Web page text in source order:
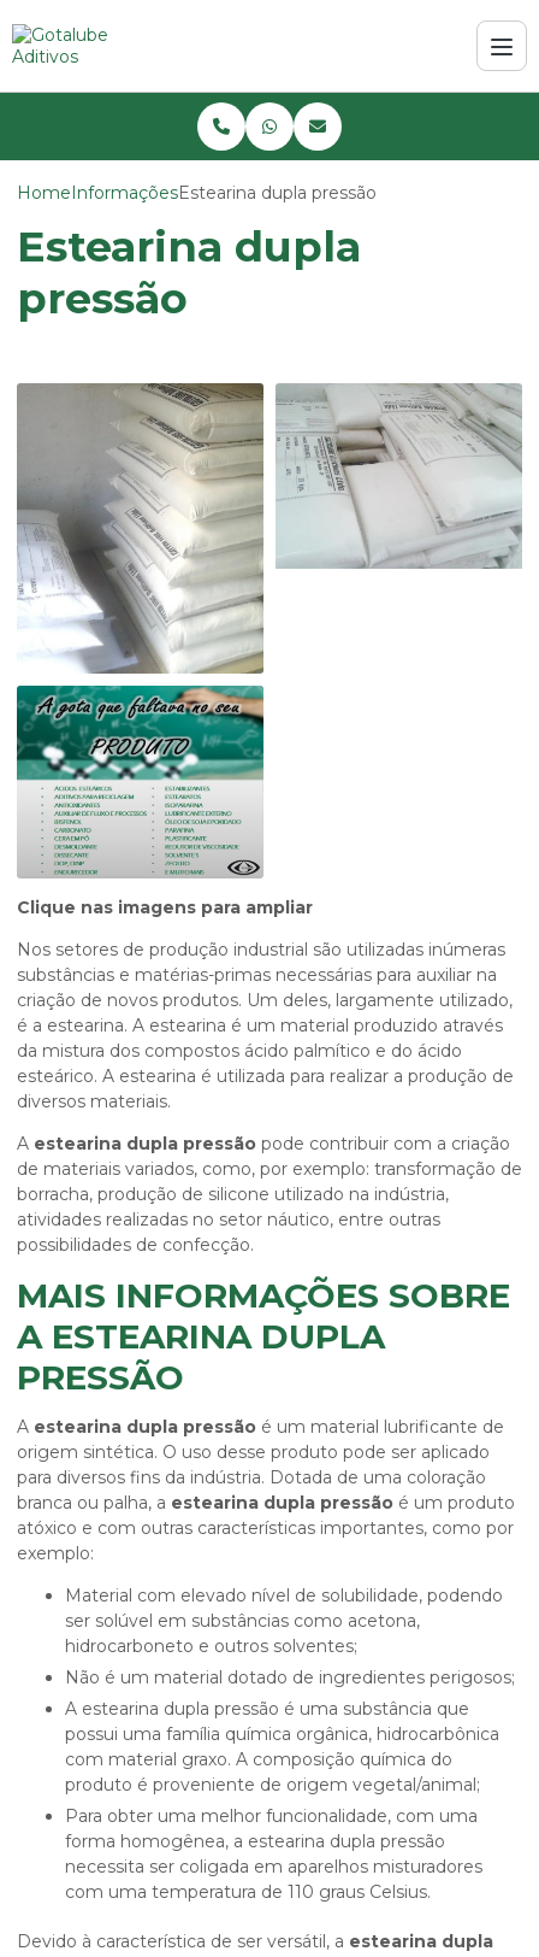
HomeInformaçõesEstearina dupla pressão
Estearina dupla
pressão
Clique nas imagens para ampliar
Nos setores de produção industrial são utilizadas inúmeras
substâncias e matérias-primas necessárias para auxiliar na
criação de novos produtos. Um deles, largamente utilizado,
é a estearina. A estearina é um material produzido através
da mistura dos compostos ácido palmítico e do ácido
esteárico. A estearina é utilizada para realizar a produção de
diversos materiais.
A estearina dupla pressão pode contribuir com a criação
de materiais variados, como, por exemplo: transformação de
borracha, produção de silicone utilizado na indústria,
atividades realizadas no setor náutico, entre outras
possibilidades de confecção.
MAIS INFORMAÇÕES SOBRE
A ESTEARINA DUPLA
PRESSÃO
A estearina dupla pressão é um material lubrificante de
origem sintética. O uso desse produto pode ser aplicado
para diversos fins da indústria. Dotada de uma coloração
branca ou palha, a estearina dupla pressão é um produto
atóxico e com outras características importantes, como por
exemplo:
Material com elevado nível de solubilidade, podendo
ser solúvel em substâncias como acetona,
hidrocarboneto e outros solventes;
Não é um material dotado de ingredientes perigosos;
A estearina dupla pressão é uma substância que
possui uma família química orgânica, hidrocarbônica
com material graxo. A composição química do
produto é proveniente de origem vegetal/animal;
Para obter uma melhor funcionalidade, com uma
forma homogênea, a estearina dupla pressão
necessita ser coligada em aparelhos misturadores
com uma temperatura de 110 graus Celsius.
Devido à característica de ser versátil, a estearina dupla